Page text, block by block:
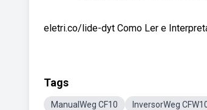
eletri.co/lide-dyt Como Ler e
Tags
ManualWeg CF10 InversorWeg